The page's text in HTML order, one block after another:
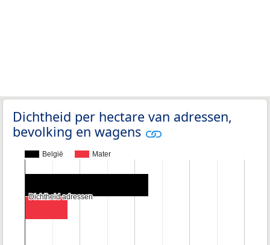
Dichtheid per hectare van adressen,
bevolking en wagens
België Mater
Dichtheid adressen
Dichtheid adressen